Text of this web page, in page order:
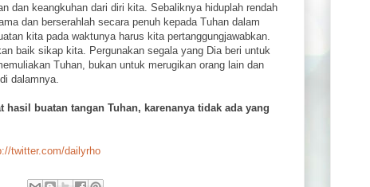
dan keangkuhan dari diri kita. Sebaliknya hiduplah rendah
dan berserahlah secara penuh kepada Tuhan dalam
kita pada waktunya harus kita pertanggungjawabkan.
baik sikap kita. Pergunakan segala yang Dia beri untuk
Tuhan, bukan untuk merugikan orang lain dan
dalamnya.
hasil buatan tangan Tuhan, karenanya tidak ada yang
twitter.com/dailyrho